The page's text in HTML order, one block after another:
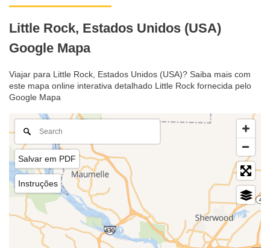
Little Rock, Estados Unidos (USA)
Google Mapa
Viajar para Little Rock, Estados Unidos (USA)? Saiba mais com
este mapa online interativa detalhado Little Rock fornecida pelo
Google Mapa
Salvar em PDF
Instruções